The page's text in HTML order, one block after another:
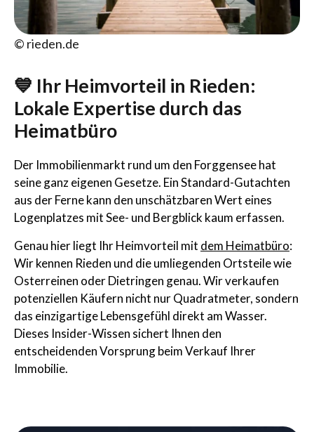
© rieden.de
💙 Ihr Heimvorteil in Rieden:
Lokale Expertise durch das
Heimatbüro
Der Immobilienmarkt rund um den Forggensee hat
seine ganz eigenen Gesetze. Ein Standard-Gutachten
aus der Ferne kann den unschätzbaren Wert eines
Logenplatzes mit See- und Bergblick kaum erfassen.
Genau hier liegt Ihr Heimvorteil mit dem Heimatbüro:
Wir kennen Rieden und die umliegenden Ortsteile wie
Osterreinen oder Dietringen genau. Wir verkaufen
potenziellen Käufern nicht nur Quadratmeter, sondern
das einzigartige Lebensgefühl direkt am Wasser.
Dieses Insider-Wissen sichert Ihnen den
entscheidenden Vorsprung beim Verkauf Ihrer
Immobilie.